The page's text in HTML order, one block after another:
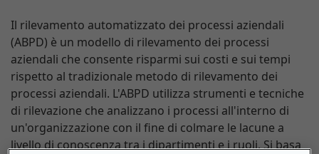
Il rilevamento automatizzato dei processi aziendali
(ABPD) è un modello di rilevamento dei processi
aziendali che consente risparmi sui costi e sui tempi
rispetto al tradizionale metodo di rilevamento dei
processi aziendali. L'ABPD utilizza strumenti e tecniche
di rilevazione che analizzano i processi all'interno di
un'organizzazione con il fine di colmare le lacune a
livello di conoscenza tra i dipartimenti e i ruoli. Si basa